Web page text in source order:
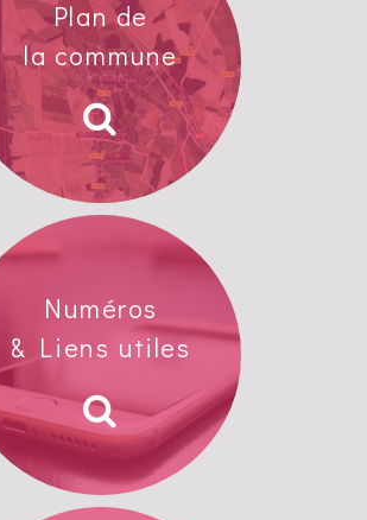
Plan de
la commune
Numéros
& Liens utiles